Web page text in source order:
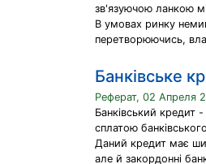
зв'язуючою ланкою
В умовах ринку
перетворюючись,
Банківське
Реферат, 02 Апреля
Банківський кредит
сплатою
Даний кредит має
але й закордонні